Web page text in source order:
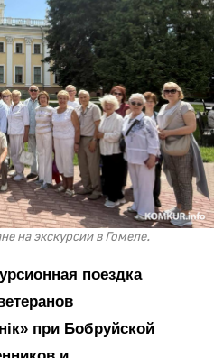
на экскурсии в Гомеле.
поездка
при Бобруйской